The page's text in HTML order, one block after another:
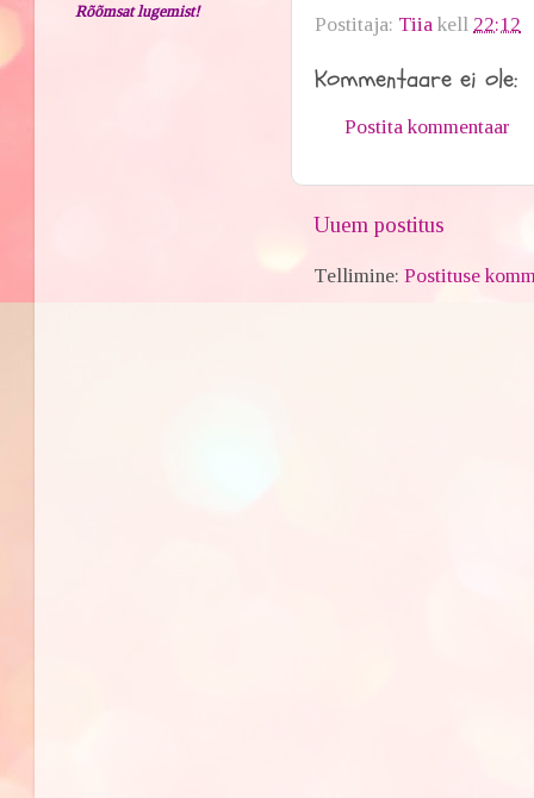
Postitaja: Tiia kell 22:12
Kommentaare ei ole:
Postita kommentaar
Uuem postitus
Tellimine:Postituse
Rõõmsat lugemist!